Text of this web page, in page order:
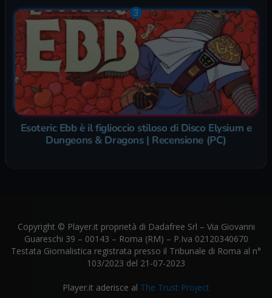
Esoteric Ebb è il figlioccio stiloso di Disco Elysium e
Dungeons & Dragons | Recensione (PC)
Copyright © Player.it proprietà di Dadafree Srl – Via Giovanni
Guareschi 39 – 00143 – Roma (RM) – P.Iva 02120340670
Testata Giornalistica registrata presso il Tribunale di Roma al n°
103/2023 del 21-07-2023
Player.it aderisce al The Trust Project